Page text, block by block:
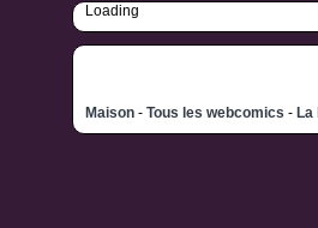
Loading
Maison - Tous les webcomics -